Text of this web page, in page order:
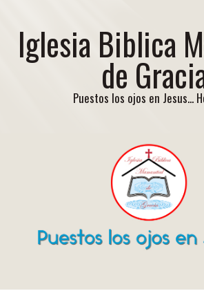
Iglesia Biblica
de
Puestos los ojos en Jesus...